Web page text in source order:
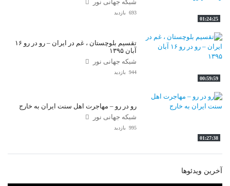
01:24:25
شبکه جهانی نور
693 بازدید
00:59:59
تقسیم بلوچستان ، غم در ایران – رو در رو ۱۶
آبان ۱۳۹۵
شبکه جهانی نور
944 بازدید
01:27:38
رو در رو – مهاجرت اهل سنت ایران به خارج
شبکه جهانی نور
995 بازدید
آخرین ویدئوها